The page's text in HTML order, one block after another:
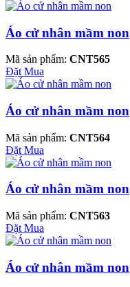
Áo cử nhân mầm non
Mã sản phẩm: CNT565
Đặt Mua
Áo cử nhân mầm non
Mã sản phẩm: CNT564
Đặt Mua
Áo cử nhân mầm non
Mã sản phẩm: CNT563
Đặt Mua
Áo cử nhân mầm non